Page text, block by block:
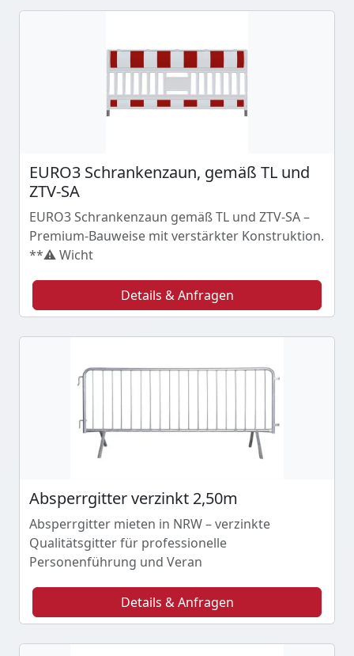
EURO3 Schrankenzaun, gemäß TL und
ZTV-SA
EURO3 Schrankenzaun gemäß TL und ZTV-SA –
Premium-Bauweise mit verstärkter Konstruktion.
**⚠️ Wicht
Details & Anfragen
Absperrgitter verzinkt 2,50m
Absperrgitter mieten in NRW – verzinkte
Qualitätsgitter für professionelle
Personenführung und Veran
Details & Anfragen